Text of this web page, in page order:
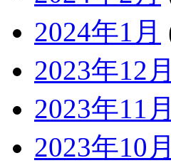
2024年1月
2023年12月
2023年11月
2023年10月